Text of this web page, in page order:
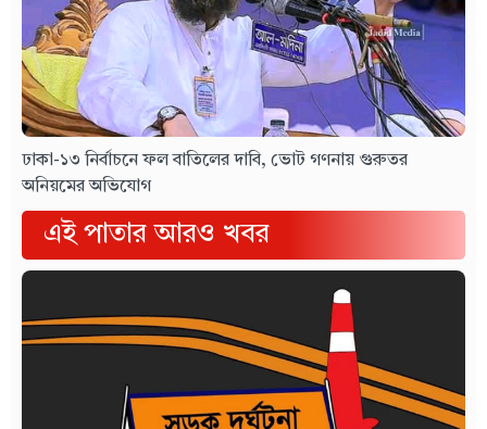
ঢাকা-১৩ নির্বাচনে ফল বাতিলের দাবি, ভোট গণনায় গুরুতর
অনিয়মের অভিযোগ
এই পাতার আরও খবর